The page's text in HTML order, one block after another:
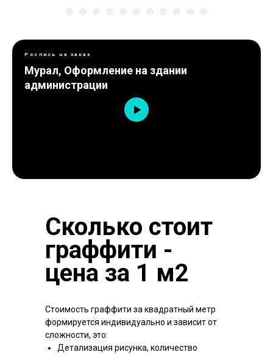
Роспись на заказ
Мурал, Оформление на здании
администрации
Сколько стоит
граффити -
цена за 1 м2
Стоимость граффити за квадратный метр
формируется индивидуально и зависит от
сложности, это:
Детализация рисунка, количество